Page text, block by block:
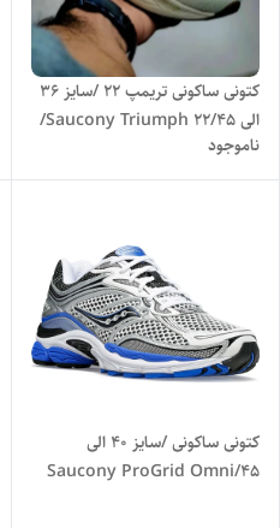
کتونی ساکونی تریمپ 22 /سایز ۳۶
الی 45/Saucony Triumph 22/
فروش عمده و تک
ناموجود
کتونی ساکونی /سایز 40 الی
45/Saucony ProGrid Omni